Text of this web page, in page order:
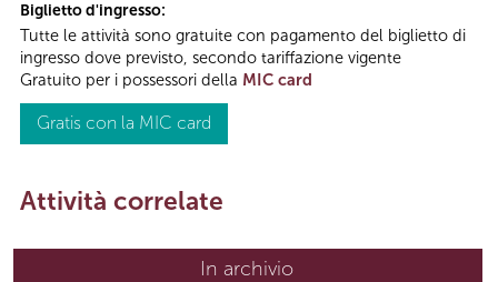
Biglietto d'ingresso:
Tutte le attività sono gratuite con pagamento del biglietto di
ingresso dove previsto, secondo tariffazione vigente
Gratuito per i possessori della MIC card
Gratis con la MIC card
Attività correlate
In archivio